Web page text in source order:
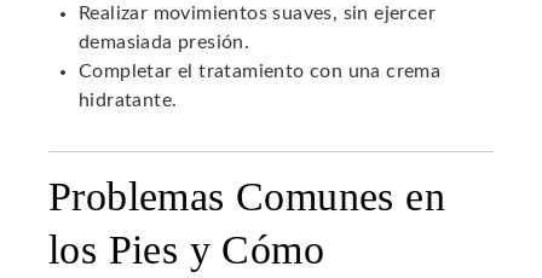
Realizar movimientos suaves, sin ejercer
demasiada presión.
Completar el tratamiento con una crema
hidratante.
Problemas Comunes en
los Pies y Cómo